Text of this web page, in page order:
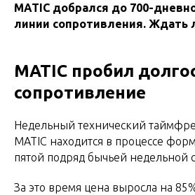
MATIC добрался до 700-
линии сопротивления. Ждать
MATIC пробил
сопротивление
Недельный технический
MATIC находится в процессе
пятой подряд бычьей недельной
За это время цена выросла на